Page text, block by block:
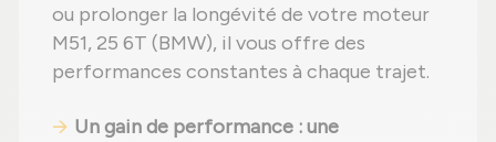
ou prolonger la longévité de votre moteur
M51, 25 6T (BMW), il vous offre des
performances constantes à chaque trajet.
Un gain de performance : une